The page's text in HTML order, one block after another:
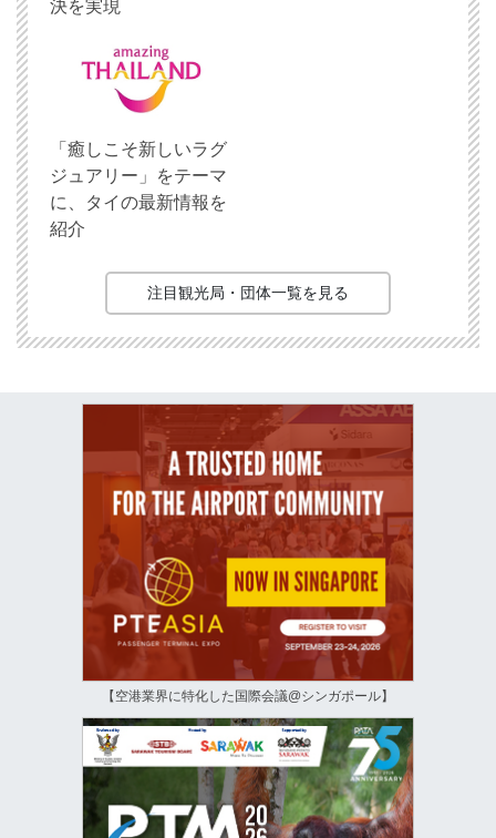
決を実現
「癒しこそ新しいラグ
ジュアリー」をテーマ
に、タイの最新情報を
紹介
注目観光局・団体一覧を見る
【空港業界に特化した国際会議@シンガポール】